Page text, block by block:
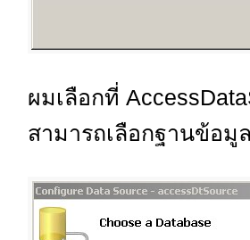
ผมเลือกที่
สามารถเลือกฐานข้อมู